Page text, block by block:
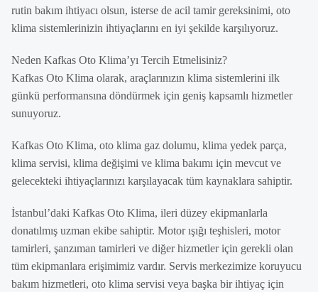
rutin bakım ihtiyacı olsun, isterse de acil tamir gereksinimi, oto
klima sistemlerinizin ihtiyaçlarını en iyi şekilde karşılıyoruz.
Neden Kafkas Oto Klima’yı Tercih Etmelisiniz?
Kafkas Oto Klima olarak, araçlarınızın klima sistemlerini ilk
günkü performansına döndürmek için geniş kapsamlı hizmetler
sunuyoruz.
Kafkas Oto Klima, oto klima gaz dolumu, klima yedek parça,
klima servisi, klima değişimi ve klima bakımı için mevcut ve
gelecekteki ihtiyaçlarınızı karşılayacak tüm kaynaklara sahiptir.
İstanbul’daki Kafkas Oto Klima, ileri düzey ekipmanlarla
donatılmış uzman ekibe sahiptir. Motor ışığı teşhisleri, motor
tamirleri, şanzıman tamirleri ve diğer hizmetler için gerekli olan
tüm ekipmanlara erişimimiz vardır. Servis merkezimize koruyucu
bakım hizmetleri, oto klima servisi veya başka bir ihtiyaç için